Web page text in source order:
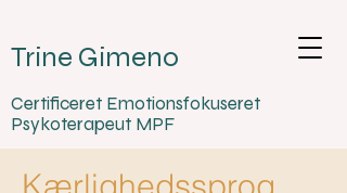
Trine Gimeno
Certificeret Emotionsfokuseret
Psykoterapeut MPF